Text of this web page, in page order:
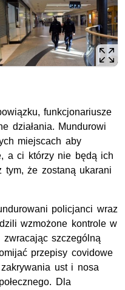
funkcjonariusze
działania. Mundurowi
miejscach aby
a ci którzy nie będą ich
tym, że zostaną ukarani
policjanci wraz
wzmożone kontrole w
szczególną
przepisy covidowe
ust i nosa
Dla